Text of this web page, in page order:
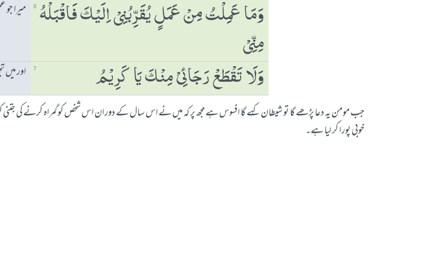
وَمَا عَمِلْتُ مِنْ عَمَلٍ یُقَرِّبُنِیْ اِلَیْكَ فَاقْبَلْہُ
مِنِّیْ
6 میرا
وَلَا تَقْطَعْ رَجَائِیْ مِنْكَ یَا كَرِیْمُ 7 اور
جب مومن یہ دعا پڑھے گا تو شیطان کہے گا افسوس ہے مجھ پر کہ میں نے اس سال کے دوران اس شخص کو گمراہ کرنے
خوبی پورا کر لیا ہے۔